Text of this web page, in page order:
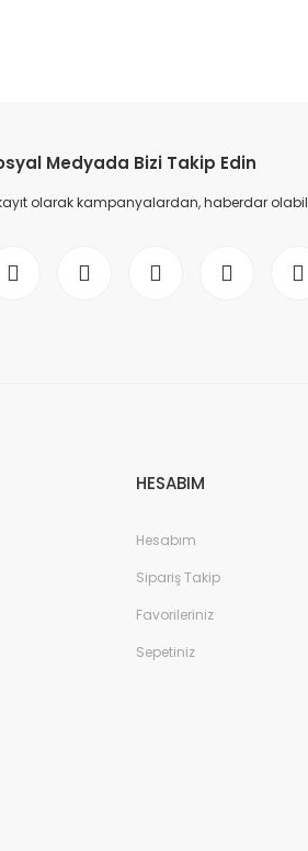
Medyada Bizi Takip Edin
olarak kampanyalardan, haberdar
HESABIM
Hesabım
Sipariş Takip
Favorileriniz
Sepetiniz